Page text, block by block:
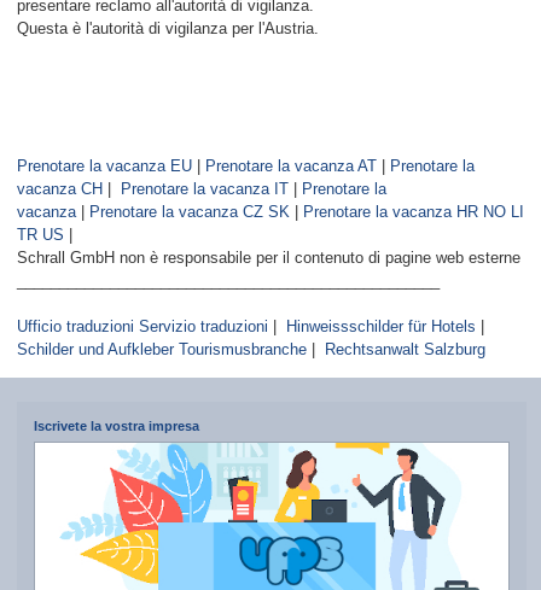
presentare reclamo all'autorità di vigilanza.
Questa è l'autorità di vigilanza per l'Austria.
Prenotare la vacanza EU Prenotare la vacanza AT
Prenotare la
vacanza CH
Prenotare la vacanza IT
Prenotare la
vacanza| Prenotare la vacanza CZ SK
Prenotare la vacanza HR NO LI
TR US
Schrall GmbH non è responsabile per il contenuto di pagine web esterne
Ufficio traduzioni Servizio traduzioni Hinweissschilder für Hotels
Schilder und Aufkleber Tourismusbranche
Rechtsanwalt Salzburg
Iscrivete la vostra impresa